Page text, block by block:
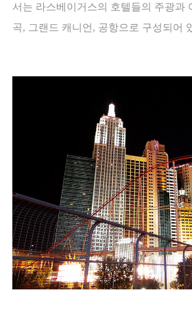
서는 라스베이거스의 호텔들의 주광과
곡, 그랜드 캐니언 , 공항으로 구성되어